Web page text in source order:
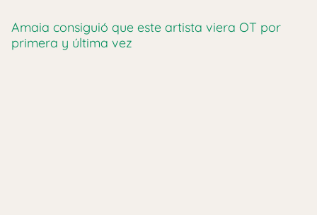
Amaia consiguió que este artista viera OT por
primera y última vez